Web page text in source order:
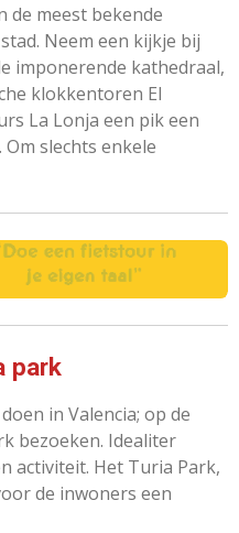
de meest bekende
Neem een kijkje bij
imponerende kathedraal,
klokkentoren El
La Lonja een pik een
slechts enkele
park
in Valencia; op de
bezoeken. Idealiter
activiteit. Het Turia Park,
de inwoners een